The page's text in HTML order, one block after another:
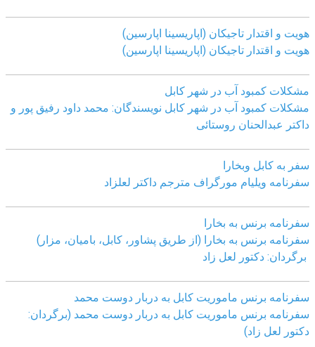
هویت و اقتدار تاجیکان (اپاریسینا اپارسین)
هویت و اقتدار تاجیکان (اپاریسینا اپارسین)
مشکلات کمبود آب در شهر کابل
مشکلات کمبود آب در شهر کابل نویسندگان: محمد داود رفیق پور و
داکتر عبدالحنان روستائی
سفر به کابل وبخارا
سفرنامه ویلیام مورگراف مترجم داکتر لعلزاد
سفرنامه برنس به بخارا
سفرنامه برنس به بخارا (از طریق پشاور، کابل، بامیان، مزار)
برگردان: دکتور لعل زاد
سفرنامه برنس ماموریت کابل به دربار دوست محمد
سفرنامه برنس ماموریت کابل به دربار دوست محمد (برگردان:
دکتور لعل زاد)